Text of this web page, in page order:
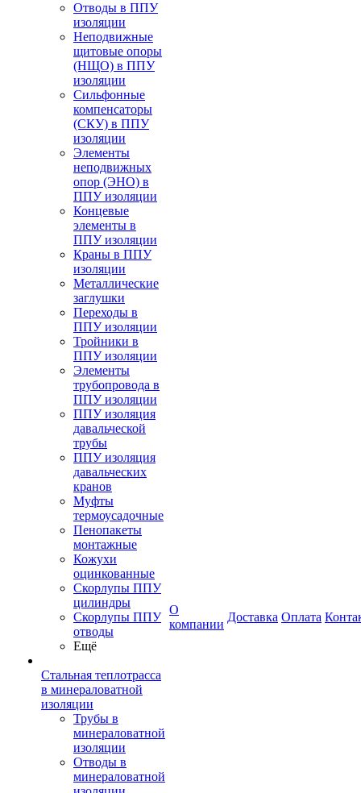
Отводы в ППУ
изоляции
Неподвижные
щитовые опоры
(НЩО) в ППУ
изоляции
Cильфонные
компенсаторы
(СКУ) в ППУ
изоляции
Элементы
неподвижных
опор (ЭНО) в
ППУ изоляции
Концевые
элементы в
ППУ изоляции
Краны в ППУ
изоляции
Металлические
заглушки
Переходы в
ППУ изоляции
Тройники в
ППУ изоляции
Элементы
трубопровода в
ППУ изоляции
ППУ изоляция
давальческой
трубы
ППУ изоляция
давальческих
кранов
Муфты
термоусадочные
Пенопакеты
монтажные
Кожухи
оцинкованные
Скорлупы ППУ
цилиндры
Скорлупы ППУ
отводы
Ещё
Стальная теплотрасса
в минераловатной
изоляции
Трубы в
минераловатной
изоляции
Отводы в
минераловатной
О
компании
Доставка Оплата